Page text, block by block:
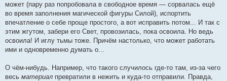
может (пару раз попробовала в свободное время — сорвалась ещё
во время заполнения магической фигуры Силой), испортить
впечатление о себе проще простого, а вот исправить потом... И так с
этим жгутом, забери его Свет, провозилась, пока освоила. Но ведь
освоила! И иглу тьмы тоже. Причём настолько, что может работать
ими и одновременно думать о...
О чём-нибудь. Например, что такого случилось где-то там, из-за чего
весь материал превратили в нежить и куда-то отправили. Правда,